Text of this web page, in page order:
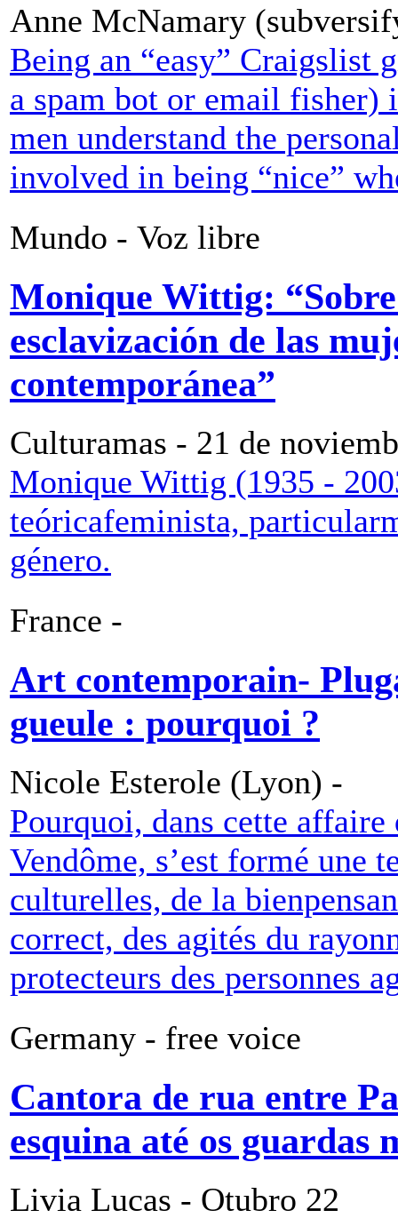
Anne McNamary
Being an “easy” Craigslist
a spam bot or email
men understand the
involved in being “nice”
Mundo - Voz libre
Monique Wittig:
esclavización de las
contemporánea”
Culturamas - 21 de
Monique Wittig (1935 -
teóricafeminista,
género.
France -
Art contemporain-
gueule : pourquoi ?
Nicole Esterole (Lyon) -
Pourquoi, dans cette
Vendôme, s’est formé une
culturelles, de la
correct, des agités du
protecteurs des personnes
Germany - free voice
Cantora de rua entre
esquina até os
Livia Lucas - Otubro 22